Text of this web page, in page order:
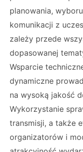
planowania,
komunikacji z
zależy przede
dopasowanej
Wsparcie
dynamiczne
na wysoką jakość
Wykorzystanie
transmisji, a także
organizatorów i